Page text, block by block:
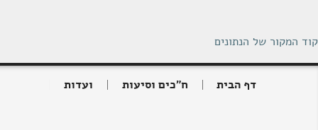
קוד המקור של הנתונים
דף הבית ח"כים וסיעות ועדות